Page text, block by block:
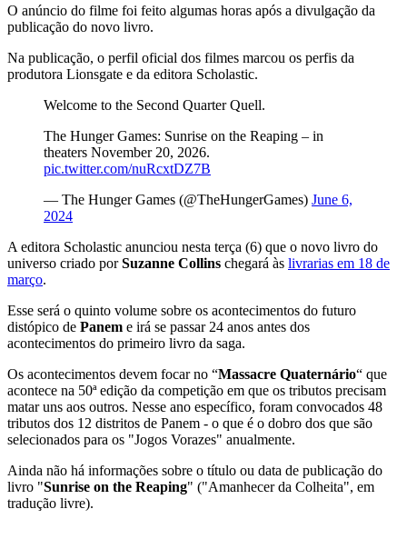
O anúncio do filme foi feito algumas horas após a divulgação da
publicação do novo livro.
Na publicação, o perfil oficial dos filmes marcou os perfis da
produtora Lionsgate e da editora Scholastic.
Welcome to the Second Quarter Quell.
The Hunger Games: Sunrise on the Reaping – in
theaters November 20, 2026.
pic.twitter.com/nuRcxtDZ7B
— The Hunger Games (@TheHungerGames) June 6,
2024
A editora Scholastic anunciou nesta terça (6) que o novo livro do
universo criado porSuzanne Collins chegará às livrarias em 18 de
março.
Esse será o quinto volume sobre os acontecimentos do futuro
distópico de Panem e irá se passar 24 anos antes dos
acontecimentos do primeiro livro da saga.
Os acontecimentos devem focar no “Massacre Quaternário“ que
acontece na 50ª edição da competição em que os tributos precisam
matar uns aos outros. Nesse ano específico, foram convocados 48
tributos dos 12 distritos de Panem - o que é o dobro dos que são
selecionados para os "Jogos Vorazes" anualmente.
Ainda não há informações sobre o título ou data de publicação do
livro "Sunrise on the Reaping" ("Amanhecer da Colheita", em
tradução livre).